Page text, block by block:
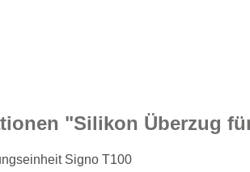
"Silikon Überzug
Signo T100